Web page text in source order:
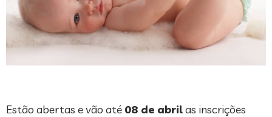
Estão abertas e vão até 08 de abrilas inscrições